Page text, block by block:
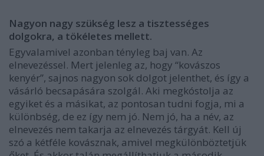
Nagyon nagy szükség lesz a tisztességes
dolgokra, a tökéletes mellett.
Egyvalamivel azonban tényleg baj van. Az
elnevezéssel. Mert jelenleg az, hogy “kovászos
kenyér”, sajnos nagyon sok dolgot jelenthet, és így a
vásárló becsapására szolgál. Aki megkóstolja az
egyiket és a másikat, az pontosan tudni fogja, mi a
különbség, de ez így nem jó. Nem jó, ha a név, az
elnevezés nem takarja az elnevezés tárgyát. Kell új
szó a kétféle kovásznak, amivel megkülönböztetjük